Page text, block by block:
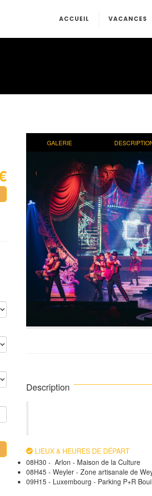
ACCUEIL VACANCES
GALERIE
Description
LIEUX & HEURES DE DÉPART
08H30 - Arlon - Maison de la Culture
08H45 - Weyler - Zone artisanale de
09H15 - Luxembourg - Parking P+R